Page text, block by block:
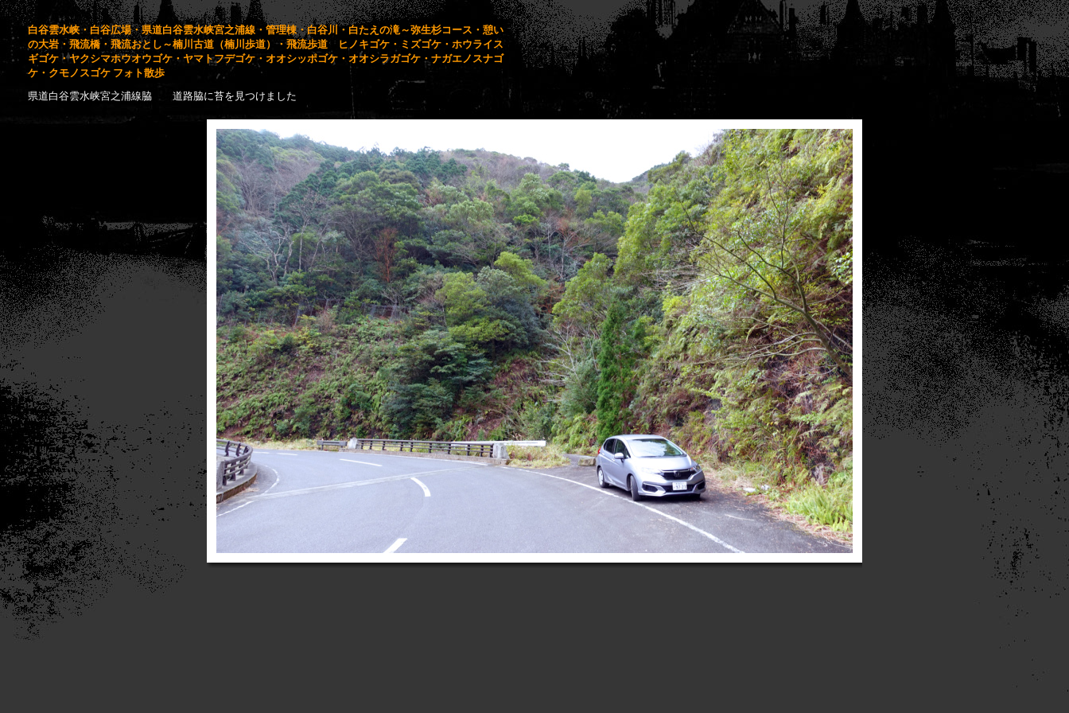
白谷雲水峡・白谷広場・県道白谷雲水峡宮之浦線・管理棟・白谷川・白たえの滝～弥生杉コース・憩い
の大岩・飛流橋・飛流おとし～楠川古道（楠川歩道）・飛流歩道 ヒノキゴケ・ミズゴケ・ホウライス
ギゴケ・ヤクシマホウオウゴケ・ヤマトフデゴケ・オオシッポゴケ・オオシラガゴケ・ナガエノスナゴ
ケ・クモノスゴケ フォト散歩
県道白谷雲水峡宮之浦線脇 道路脇に苔を見つけました